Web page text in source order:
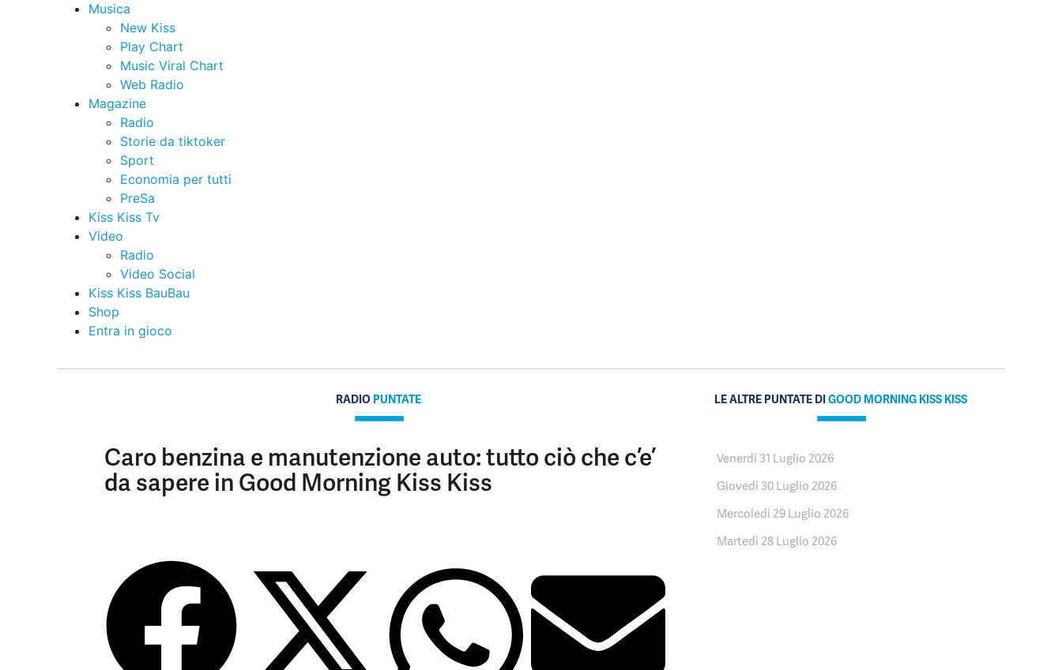
Musica
New Kiss
Play Chart
Music Viral Chart
Web Radio
Magazine
Radio
Storie da tiktoker
Sport
Economia per tutti
PreSa
Kiss Kiss Tv
Video
Radio
Video Social
Kiss Kiss BauBau
Shop
Entra in gioco
RADIO PUNTATE
Caro benzina e manutenzione auto: tutto ciò che c’e’
da sapere in Good Morning Kiss Kiss
LE ALTRE PUNTATE DIGOOD MORNING KISS KISS
Venerdì 31 Luglio 2026
Giovedì 30 Luglio 2026
Mercoledì 29 Luglio 2026
Martedì 28 Luglio 2026